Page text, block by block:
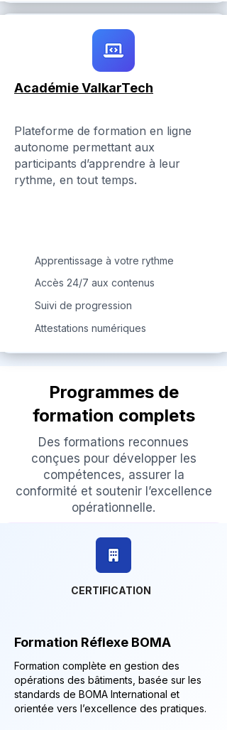
Académie ValkarTech
Plateforme de formation en ligne
autonome permettant aux
participants d’apprendre à leur
rythme, en tout temps.
Apprentissage à votre rythme
Accès 24/7 aux contenus
Suivi de progression
Attestations numériques
Programmes de
formation complets
Des formations reconnues
conçues pour développer les
compétences, assurer la
conformité et soutenir l’excellence
opérationnelle.
CERTIFICATION
Formation Réflexe BOMA
Formation complète en gestion des
opérations des bâtiments, basée sur les
standards de BOMA International et
orientée vers l’excellence des pratiques.